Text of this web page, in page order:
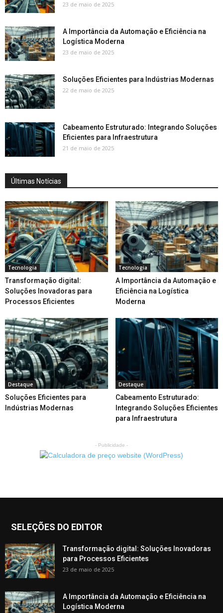
23 de maio de 2025
A Importância da Automação e Eficiência na
Logística Moderna
23 de maio de 2025
Soluções Eficientes para Indústrias Modernas
22 de maio de 2025
Cabeamento Estruturado: Integrando Soluções
Eficientes para Infraestrutura
21 de maio de 2025
Últimas Notícias
Tecnologia
Transformação digital:
Soluções Inovadoras para
Processos Eficientes
Tecnologia
A Importância da Automação e
Eficiência na Logística
Moderna
Destaque
Soluções Eficientes para
Indústrias Modernas
Destaque
Cabeamento Estruturado:
Integrando Soluções Eficientes
para Infraestrutura
- Publicidade -
SELEÇÕES DO EDITOR
Transformação digital: Soluções Inovadoras
para Processos Eficientes
23 de maio de 2025
A Importância da Automação e Eficiência na
Logística Moderna